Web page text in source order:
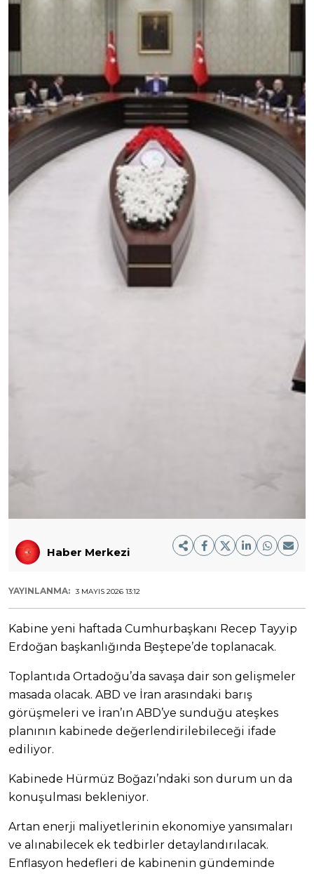
Haber Merkezi
YAYINLANMA: 3 MAYIS 2026 13:12
Kabine yeni haftada Cumhurbaşkanı Recep Tayyip
Erdoğan başkanlığında Beştepe’de toplanacak.
Toplantıda Ortadoğu’da savaşa dair son gelişmeler
masada olacak. ABD ve İran arasındaki barış
görüşmeleri ve İran’ın ABD’ye sunduğu ateşkes
planının kabinede değerlendirilebileceği ifade
ediliyor.
Kabinede Hürmüz Boğazı’ndaki son durum un da
konuşulması bekleniyor.
Artan enerji maliyetlerinin ekonomiye yansımaları
ve alınabilecek ek tedbirler detaylandırılacak.
Enflasyon hedefleri de kabinenin gündeminde